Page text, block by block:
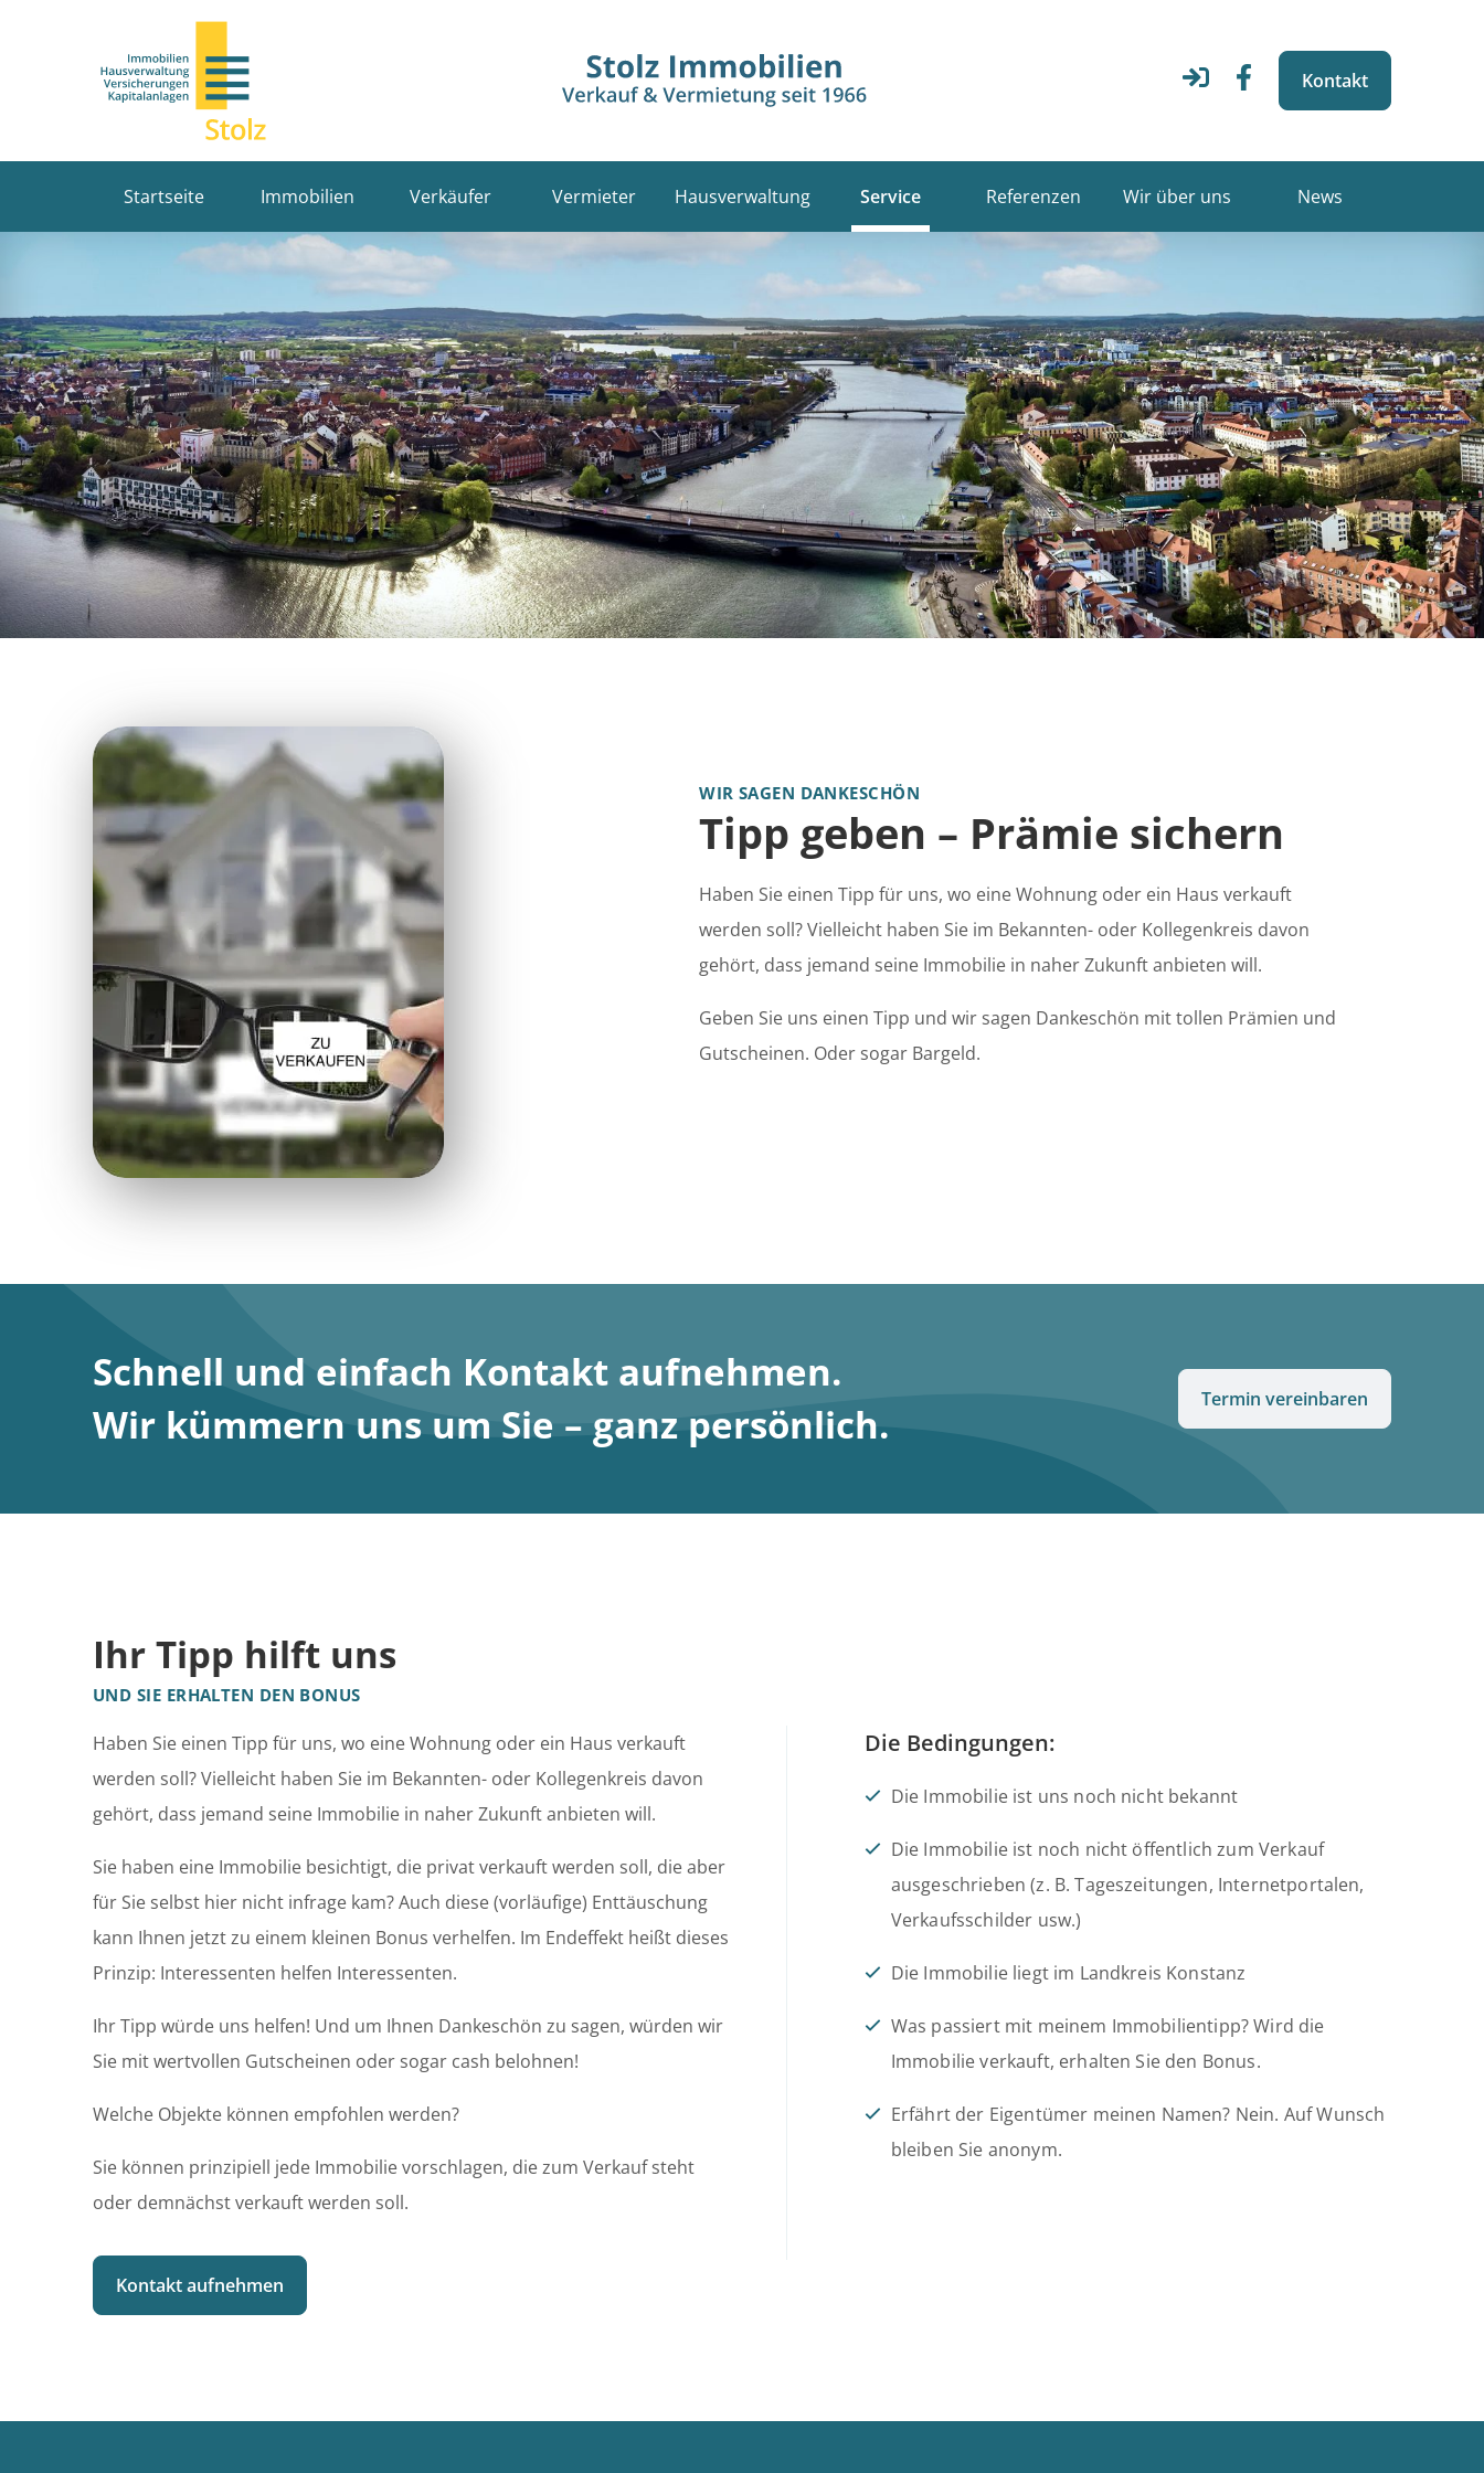
Kontakt
Startseite Immobilien Verkäufer Vermieter Hausverwaltung Service Referenzen Wir über uns News
WIR SAGEN DANKESCHÖN
Tipp geben – Prämie sichern
Haben Sie einen Tipp für uns, wo eine Wohnung oder ein Haus verkauft
werden soll? Vielleicht haben Sie im Bekannten- oder Kollegenkreis davon
gehört, dass jemand seine Immobilie in naher Zukunft anbieten will.
Geben Sie uns einen Tipp und wir sagen Dankeschön mit tollen Prämien und
Gutscheinen. Oder sogar Bargeld.
Schnell und einfach Kontakt aufnehmen.
Wir kümmern uns um Sie – ganz persönlich.
Termin vereinbaren
Ihr Tipp hilft uns
UND SIE ERHALTEN DEN BONUS
Haben Sie einen Tipp für uns, wo eine Wohnung oder ein Haus verkauft
werden soll? Vielleicht haben Sie im Bekannten- oder Kollegenkreis davon
gehört, dass jemand seine Immobilie in naher Zukunft anbieten will.
Sie haben eine Immobilie besichtigt, die privat verkauft werden soll, die aber
für Sie selbst hier nicht infrage kam? Auch diese (vorläufige) Enttäuschung
kann Ihnen jetzt zu einem kleinen Bonus verhelfen. Im Endeffekt heißt dieses
Prinzip: Interessenten helfen Interessenten.
Ihr Tipp würde uns helfen! Und um Ihnen Dankeschön zu sagen, würden wir
Sie mit wertvollen Gutscheinen oder sogar cash belohnen!
Welche Objekte können empfohlen werden?
Sie können prinzipiell jede Immobilie vorschlagen, die zum Verkauf steht
oder demnächst verkauft werden soll.
Kontakt aufnehmen
Die Bedingungen:
Die Immobilie ist uns noch nicht bekannt
Die Immobilie ist noch nicht öffentlich zum Verkauf
ausgeschrieben (z. B. Tageszeitungen, Internetportalen,
Verkaufsschilder usw.)
Die Immobilie liegt im Landkreis Konstanz
Was passiert mit meinem Immobilientipp? Wird die
Immobilie verkauft, erhalten Sie den Bonus.
Erfährt der Eigentümer meinen Namen? Nein. Auf Wunsch
bleiben Sie anonym.